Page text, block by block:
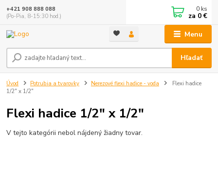
Menu
Hľadať
+421 908 888 088
(Po-Pia, 8-15:30 hod.)
0 ks
za 0 €
Úvod Potrubia a tvarovky Nerezové flexi hadice - voda
Flexi hadice
1/2" x 1/2"
Flexi hadice 1/2" x 1/2"
V tejto kategórii nebol nájdený žiadny tovar.